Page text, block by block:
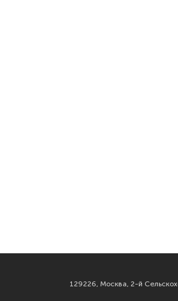
129226, Москва, 2-й